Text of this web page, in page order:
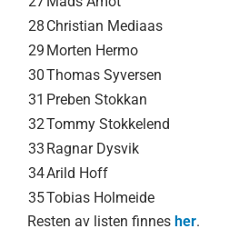
28 Christian Mediaas
29 Morten Hermo
30Thomas Syversen
31 Preben Stokkan
32Tommy Stokkelend
33 Ragnar Dysvik
34Arild Hoff
35Tobias Holmeide
Resten av listen finnes her.